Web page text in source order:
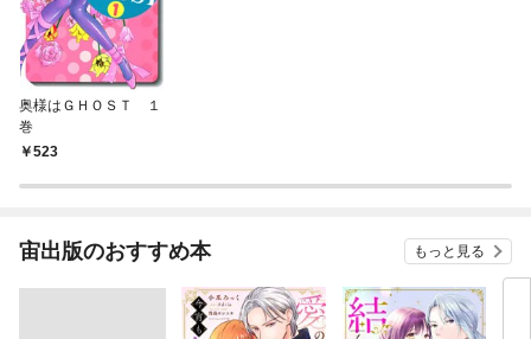
奥様はＧＨＯＳＴ １
巻
523
宙出版のおすすめ本 もっと見る